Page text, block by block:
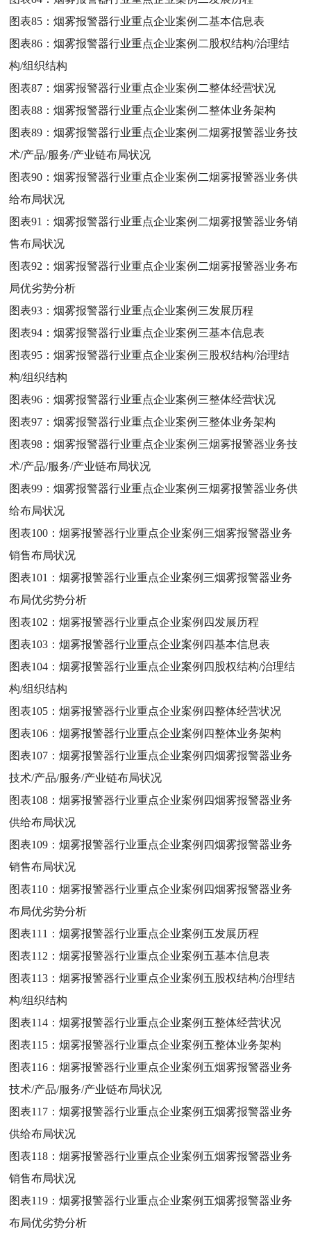
图表85：烟雾报警器行业重点企业案例二基本信息表
图表86：烟雾报警器行业重点企业案例二股权结构/治理结
构/组织结构
图表87：烟雾报警器行业重点企业案例二整体经营状况
图表88：烟雾报警器行业重点企业案例二整体业务架构
图表89：烟雾报警器行业重点企业案例二烟雾报警器业务技
术/产品/服务/产业链布局状况
图表90：烟雾报警器行业重点企业案例二烟雾报警器业务供
给布局状况
图表91：烟雾报警器行业重点企业案例二烟雾报警器业务销
售布局状况
图表92：烟雾报警器行业重点企业案例二烟雾报警器业务布
局优劣势分析
图表93：烟雾报警器行业重点企业案例三发展历程
图表94：烟雾报警器行业重点企业案例三基本信息表
图表95：烟雾报警器行业重点企业案例三股权结构/治理结
构/组织结构
图表96：烟雾报警器行业重点企业案例三整体经营状况
图表97：烟雾报警器行业重点企业案例三整体业务架构
图表98：烟雾报警器行业重点企业案例三烟雾报警器业务技
术/产品/服务/产业链布局状况
图表99：烟雾报警器行业重点企业案例三烟雾报警器业务供
给布局状况
图表100：烟雾报警器行业重点企业案例三烟雾报警器业务
销售布局状况
图表101：烟雾报警器行业重点企业案例三烟雾报警器业务
布局优劣势分析
图表102：烟雾报警器行业重点企业案例四发展历程
图表103：烟雾报警器行业重点企业案例四基本信息表
图表104：烟雾报警器行业重点企业案例四股权结构/治理结
构/组织结构
图表105：烟雾报警器行业重点企业案例四整体经营状况
图表106：烟雾报警器行业重点企业案例四整体业务架构
图表107：烟雾报警器行业重点企业案例四烟雾报警器业务
技术/产品/服务/产业链布局状况
图表108：烟雾报警器行业重点企业案例四烟雾报警器业务
供给布局状况
图表109：烟雾报警器行业重点企业案例四烟雾报警器业务
销售布局状况
图表110：烟雾报警器行业重点企业案例四烟雾报警器业务
布局优劣势分析
图表111：烟雾报警器行业重点企业案例五发展历程
图表112：烟雾报警器行业重点企业案例五基本信息表
图表113：烟雾报警器行业重点企业案例五股权结构/治理结
构/组织结构
图表114：烟雾报警器行业重点企业案例五整体经营状况
图表115：烟雾报警器行业重点企业案例五整体业务架构
图表116：烟雾报警器行业重点企业案例五烟雾报警器业务
技术/产品/服务/产业链布局状况
图表117：烟雾报警器行业重点企业案例五烟雾报警器业务
供给布局状况
图表118：烟雾报警器行业重点企业案例五烟雾报警器业务
销售布局状况
图表119：烟雾报警器行业重点企业案例五烟雾报警器业务
布局优劣势分析